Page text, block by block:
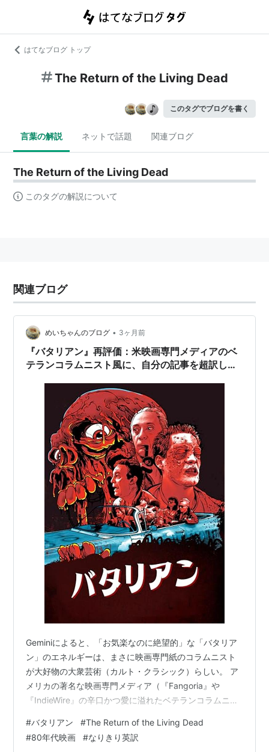
はてなブログ トップ
The Return of the Living Dead
このタグでブログを書く
言葉の解説 ネットで話題 関連ブログ
The Return of the Living Dead
このタグの解説について
関連ブログ
めいちゃんのブログ • 3ヶ月前
『バタリアン』再評価：米映画専門メディアのベ
テランコラムニスト風に、自分の記事を超訳して
Geminiによると、「お気楽なのに絶望的」な「バタリア
ン」のエネルギーは、まさに映画専門紙のコラムニスト
が大好物の大衆芸術（カルト・クラシック）らしい。 ア
メリカの著名な映画専門メディア（『Fangoria』や
『IndieWire』の辛口かつ愛に溢れたベテランコラムニス
た。ちなみにこれ、Geminiから提案してくれた遊びなの
だ！ メリットとして、最初に「元の文章」をチラッと確
#バタリアン #The Return of the Living Dead
#80年代映画 #なりきり英訳